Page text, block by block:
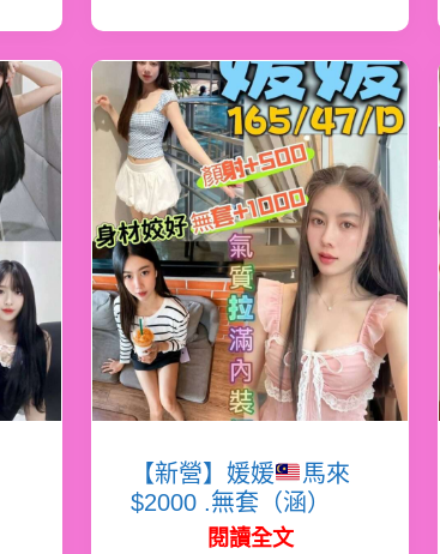
【新營】媛媛
馬來
$2000 .無套（涵）
閱讀全文